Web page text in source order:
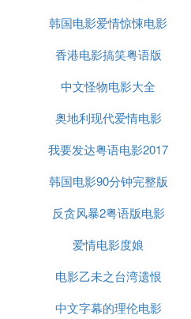
文
韩国电影爱情惊悚电影
香港电影搞笑粤语版
中文怪物电影大全
奥地利现代爱情电影
我要发达粤语电影2017
韩国电影90分钟完整版
中文
反贪风暴2粤语版电影
爱情电影度娘
电影乙未之台湾遗恨
中文字幕的理伦电影